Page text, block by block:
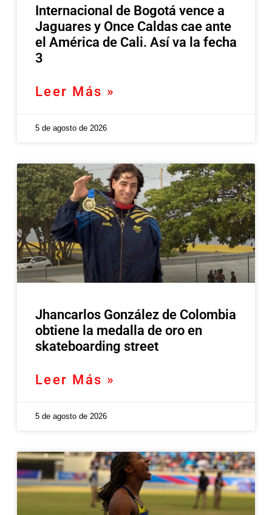
Internacional de Bogotá vence a
Jaguares y Once Caldas cae ante
el América de Cali. Así va la fecha
3
Leer Más »
5 de agosto de 2026
Jhancarlos González de Colombia
obtiene la medalla de oro en
skateboarding street
Leer Más »
5 de agosto de 2026